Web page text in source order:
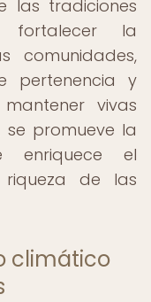
las tradiciones
fortalecer la
comunidades,
pertenencia y
vivas
promueve la
enriquece el
de las
climático